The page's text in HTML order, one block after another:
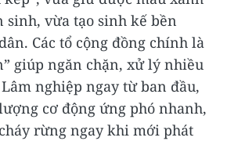
sinh, vừa tạo sinh kế bền
Các tổ cộng đồng chính là
giúp ngăn chặn, xử lý nhiều
nghiệp ngay từ ban đầu,
cơ động ứng phó nhanh,
rừng ngay khi mới phát